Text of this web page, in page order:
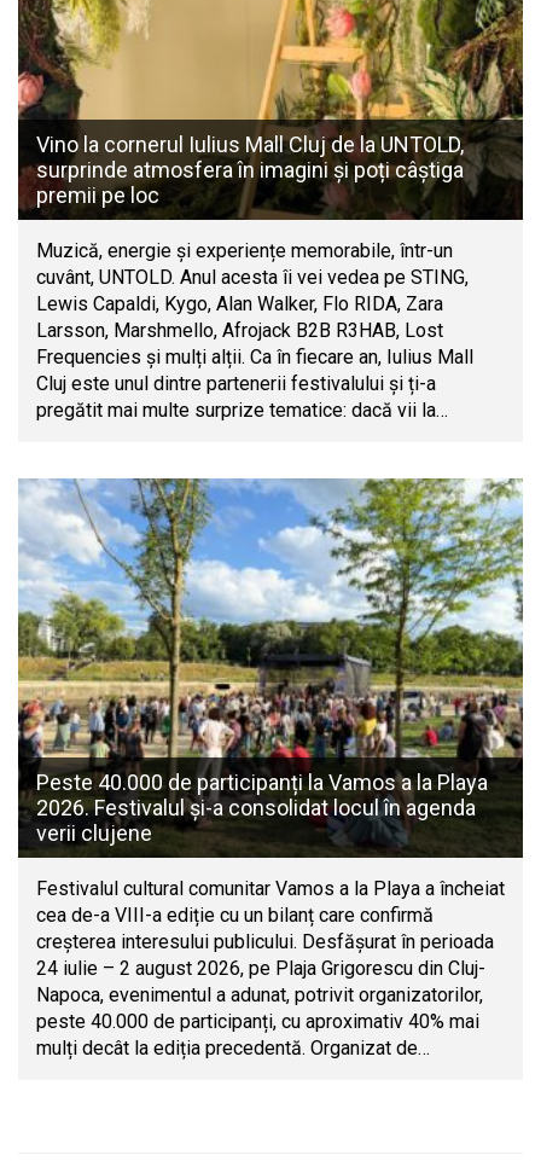
Vino la cornerul Iulius Mall Cluj de la UNTOLD,
surprinde atmosfera în imagini și poți câștiga
premii pe loc
Muzică, energie și experiențe memorabile, într-un
cuvânt, UNTOLD. Anul acesta îi vei vedea pe STING,
Lewis Capaldi, Kygo, Alan Walker, Flo RIDA, Zara
Larsson, Marshmello, Afrojack B2B R3HAB, Lost
Frequencies și mulți alții. Ca în fiecare an, Iulius Mall
Cluj este unul dintre partenerii festivalului și ți-a
pregătit mai multe surprize tematice: dacă vii la…
Peste 40.000 de participanți la Vamos a la Playa
2026. Festivalul și-a consolidat locul în agenda
verii clujene
Festivalul cultural comunitar Vamos a la Playa a încheiat
cea de-a VIII-a ediție cu un bilanț care confirmă
creșterea interesului publicului. Desfășurat în perioada
24 iulie – 2 august 2026, pe Plaja Grigorescu din Cluj-
Napoca, evenimentul a adunat, potrivit organizatorilor,
peste 40.000 de participanți, cu aproximativ 40% mai
mulți decât la ediția precedentă. Organizat de…